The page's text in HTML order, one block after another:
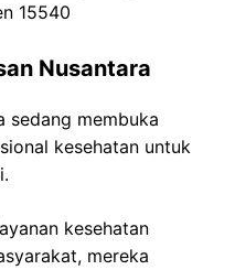
15540
Nusantara
sedang membuka
kesehatan untuk
kesehatan
mereka